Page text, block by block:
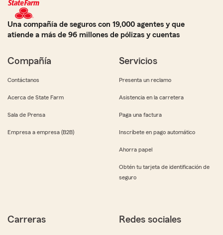
Una compañía de seguros con 19,000 agentes y que
atiende a más de 96 millones de pólizas y cuentas
Compañía
Contáctanos
Acerca de State Farm
Sala de Prensa
Empresa a empresa (B2B)
Servicios
Presenta un reclamo
Asistencia en la carretera
Paga una factura
Inscríbete en pago automático
Ahorra papel
Obtén tu tarjeta de identificación de
seguro
Carreras Redes sociales